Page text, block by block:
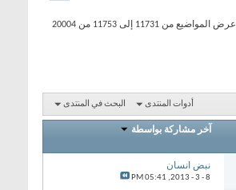
عرض المواضيع من 11731 إلى 11753 من 20004
أدوات المنتدى البحث في المنتدى
آخر مشاركة بواسطة
نبض انسان
8 - 3 - 2013,
05:41 PM